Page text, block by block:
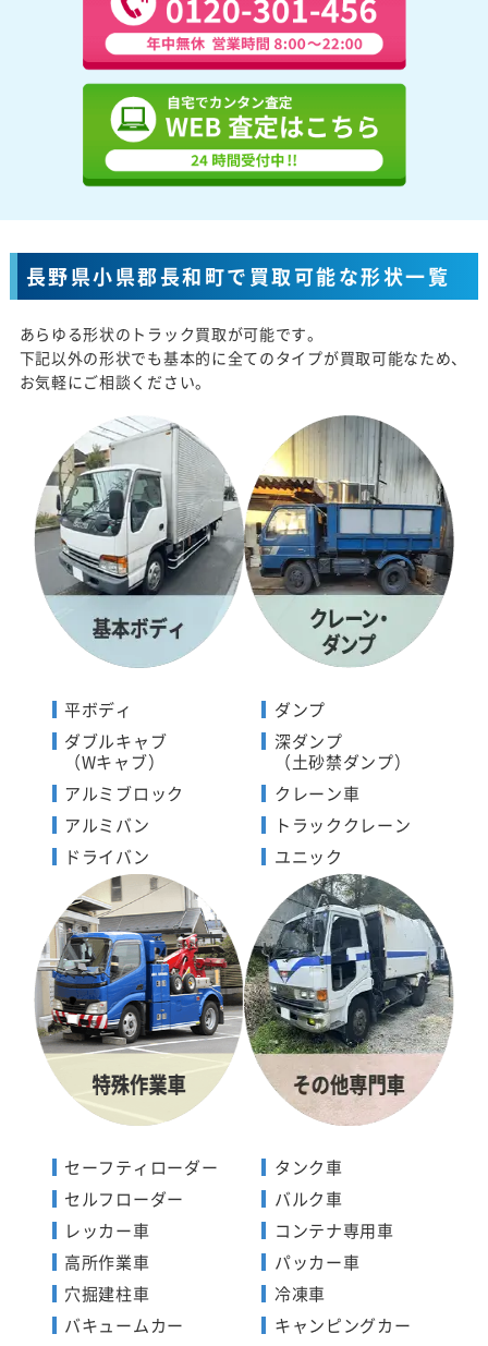
長野県小県郡長和町で買取可能な形状一覧
あらゆる形状のトラック買取が可能です。
下記以外の形状でも基本的に全てのタイプが買取可能なため、
お気軽にご相談ください。
平ボディ
ダブルキャブ
（Wキャブ）
アルミブロック
アルミバン
ドライバン
ダンプ
深ダンプ
（土砂禁ダンプ）
クレーン車
トラッククレーン
ユニック
セーフティローダー
セルフローダー
レッカー車
高所作業車
穴掘建柱車
バキュームカー
タンク車
バルク車
コンテナ専用車
パッカー車
冷凍車
キャンピングカー